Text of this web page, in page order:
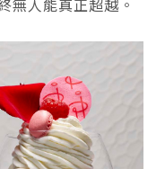
無人能真正超越。